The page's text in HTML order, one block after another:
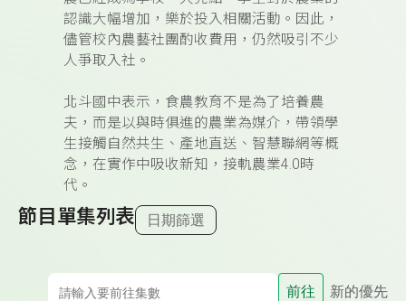
認識大幅增加，樂於投入相關活動。因此，
儘管校內農藝社團酌收費用，仍然吸引不少
人爭取入社。
北斗國中表示，食農教育不是為了培養農
夫，而是以與時俱進的農業為媒介，帶領學
生接觸自然共生、產地直送、智慧聯網等概
念，在實作中吸收新知，接軌農業4.0時
代。
節目單集列表 日期篩選
前往 新的優先